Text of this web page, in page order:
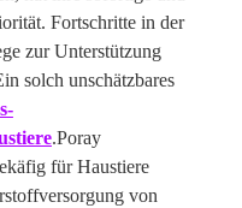
Fortschritte in der
zur Unterstützung
solch unschätzbares
.Poray
für Haustiere
von